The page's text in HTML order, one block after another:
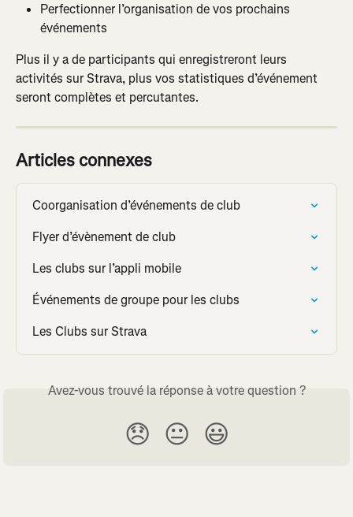
Perfectionner l’organisation de vos prochains
événements
Plus il y a de participants qui enregistreront leurs
activités sur Strava, plus vos statistiques d’événement
seront complètes et percutantes.
Articles connexes
Coorganisation d’événements de club
Flyer d’évènement de club
Les clubs sur l’appli mobile
Événements de groupe pour les clubs
Les Clubs sur Strava
Avez-vous trouvé la réponse à votre question ?
😞 😐 😃